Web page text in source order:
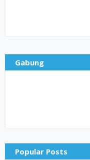
Gabung
Popular Posts